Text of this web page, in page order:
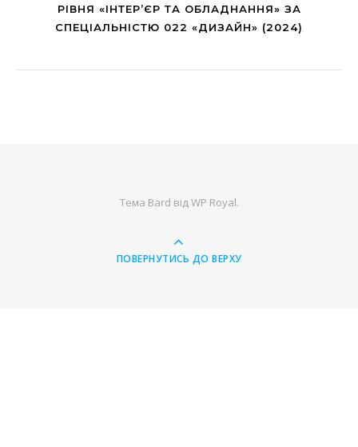
РІВНЯ «ІНТЕР’ЄР ТА ОБЛАДНАННЯ» ЗА
СПЕЦІАЛЬНІСТЮ 022 «ДИЗАЙН» (2024)
Тема Bard відWP Royal.
ПОВЕРНУТИСЬ ДО ВЕРХУ